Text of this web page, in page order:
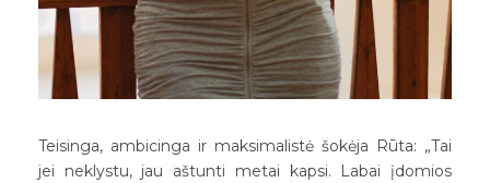
Teisinga, ambicinga ir maksimalistė šokėja Rūta: „Tai
jei neklystu, jau aštunti metai kapsi. Labai įdomios